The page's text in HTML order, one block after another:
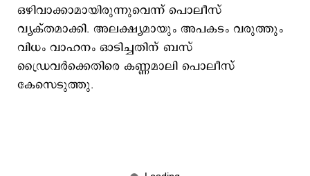
ഒഴിവാക്കാമായിരുന്നുവെന്ന് പൊലീസ്
വ്യക്തമാക്കി. അലക്ഷ്യമായും അപകടം വരുത്തും
വിധം വാഹനം ഓടിച്ചതിന് ബസ്
ഡ്രൈവര്‍ക്കെതിരെ കണ്ണമാലി പൊലീസ്
കേസെടുത്തു.